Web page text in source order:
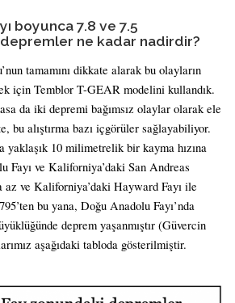
boyunca 7.8 ve 7.5
ne kadar nadirdir?
tamamını dikkate alarak bu olayların
için Temblor T-GEAR modelini kullandık.
da iki depremi bağımsız olaylar olarak ele
bu alıştırma bazı içgörüler sağlayabiliyor.
yaklaşık 10 milimetrelik bir kayma hızına
Fayı ve Kaliforniya’daki San Andreas
az ve Kaliforniya’daki Hayward Fayı ile
bu yana, Doğu Anadolu Fayı’nda
deprem yaşanmıştır (Güvercin
aşağıdaki tabloda gösterilmiştir.